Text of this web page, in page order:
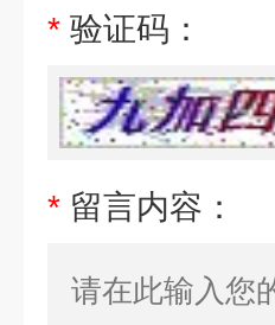
* 验证码：
* 留言内容：